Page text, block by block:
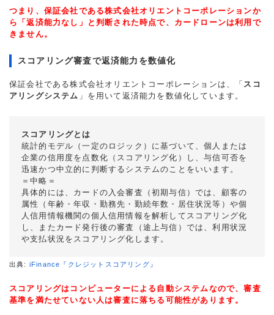
つまり、保証会社である株式会社オリエントコーポレーションか
ら「返済能力なし」と判断された時点で、カードローンは利用で
きません。
スコアリング審査で返済能力を数値化
保証会社である株式会社オリエントコーポレーションは、「 スコ
アリングシステム 」を用いて返済能力を数値化しています。
スコアリングとは
統計的モデル（一定のロジック）に基づいて、個人または
企業の信用度を点数化（スコアリング化）し、与信可否を
迅速かつ中立的に判断するシステムのことをいいます。
＝中略＝
具体的には、カードの入会審査（初期与信）では、顧客の
属性（年齢・年収・勤務先・勤続年数・居住状況等）や個
人信用情報機関の個人信用情報を解析してスコアリング化
し、またカード発行後の審査（途上与信）では、利用状況
や支払状況をスコアリング化します。
出典: iFinance『クレジットスコアリング』
スコアリングはコンピューターによる自動システムなので、審査
基準を満たせていない人は審査に落ちる可能性があります。